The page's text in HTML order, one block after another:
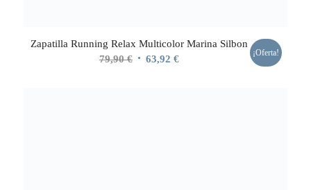
Zapatilla Running Relax Multicolor Marina Silbon
79,90€ El 63,92 €El
¡Oferta!